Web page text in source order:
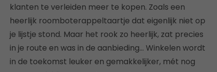
klanten te verleiden meer te kopen. Zoals een
heerlijk roomboterappeltaartje dat eigenlijk niet op
je lijstje stond. Maar het rook zo heerlijk, zat precies
in je route en was in de aanbieding… Winkelen wordt
in de toekomst leuker en gemakkelijker, mét nog